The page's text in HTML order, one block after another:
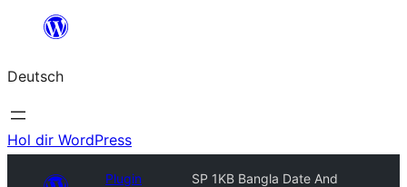
springen
Deutsch
Hol dir WordPress
Plugin
SP 1KB Bangla Date And